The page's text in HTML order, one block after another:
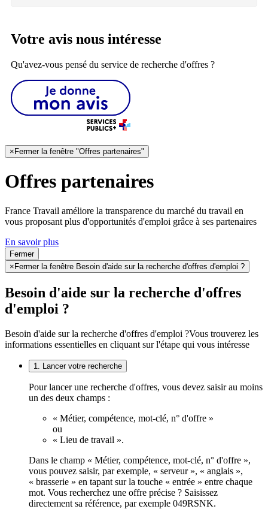
Votre avis nous intéresse
Qu'avez-vous pensé du service de recherche d'offres ?
× Fermer la fenêtre "Offres partenaires"
Offres partenaires
France Travail améliore la transparence du marché du travail en
vous proposant plus d'opportunités d'emploi grâce à ses partenaires
En savoir plus
Fermer
×Fermer la fenêtre Besoin d'aide sur la recherche d'offres d'emploi ?
Besoin d'aide sur la recherche d'offres
d'emploi ?
Besoin d'aide sur la recherche d'offres d'emploi ?Vous trouverez les
informations essentielles en cliquant sur l'étape qui vous intéresse
1. Lancer votre recherche
Pour lancer une recherche d'offres, vous devez saisir au moins
un des deux champs :
« Métier, compétence, mot-clé, n° d'offre »
ou
« Lieu de travail ».
Dans le champ « Métier, compétence, mot-clé, n° d'offre »,
vous pouvez saisir, par exemple, « serveur », « anglais »,
« brasserie » en tapant sur la touche « entrée » entre chaque
mot. Vous recherchez une offre précise ? Saisissez
directement sa référence, par exemple 049RSNK.